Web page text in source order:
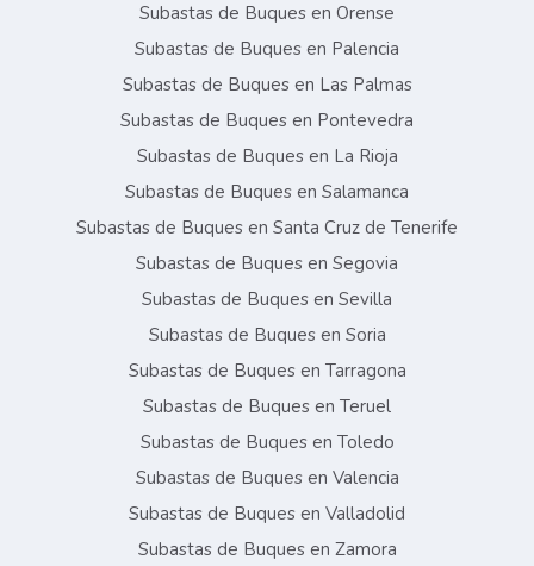
Subastas de Buques en Orense
Subastas de Buques en Palencia
Subastas de Buques en Las Palmas
Subastas de Buques en Pontevedra
Subastas de Buques en La Rioja
Subastas de Buques en Salamanca
Subastas de Buques en Santa Cruz de Tenerife
Subastas de Buques en Segovia
Subastas de Buques en Sevilla
Subastas de Buques en Soria
Subastas de Buques en Tarragona
Subastas de Buques en Teruel
Subastas de Buques en Toledo
Subastas de Buques en Valencia
Subastas de Buques en Valladolid
Subastas de Buques en Zamora